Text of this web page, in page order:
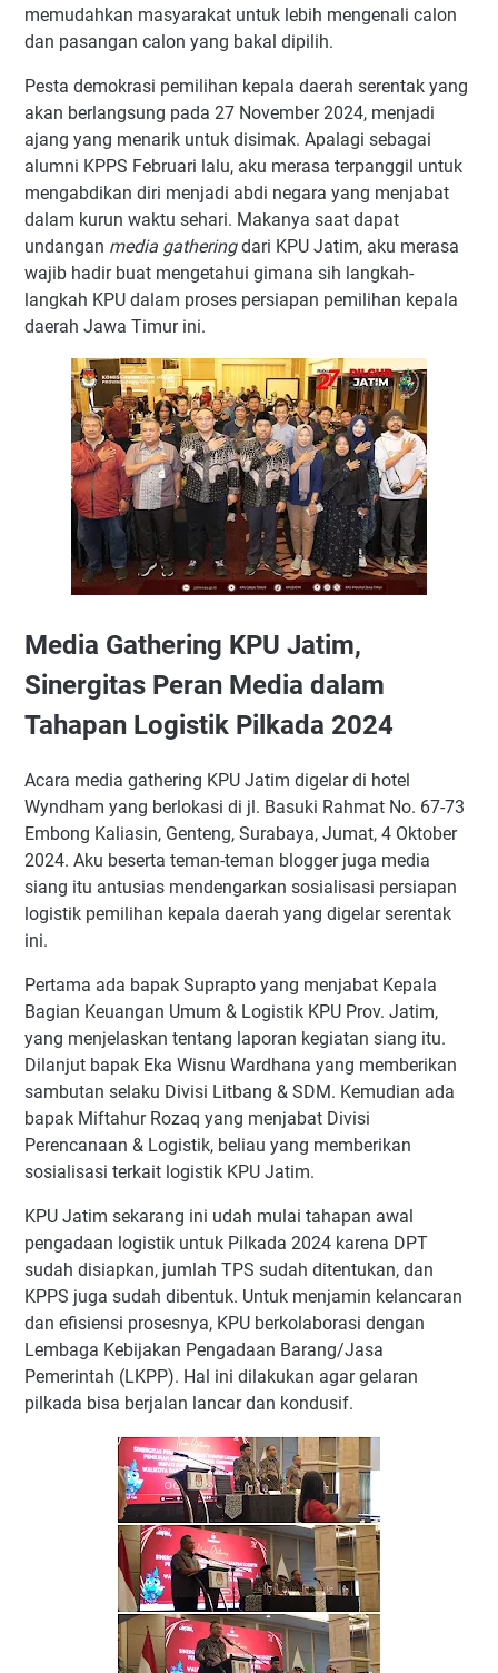
memudahkan masyarakat untuk lebih mengenali calon
dan pasangan calon yang bakal dipilih.
Pesta demokrasi pemilihan kepala daerah serentak yang
akan berlangsung pada 27 November 2024, menjadi
ajang yang menarik untuk disimak. Apalagi sebagai
alumni KPPS Februari lalu, aku merasa terpanggil untuk
mengabdikan diri menjadi abdi negara yang menjabat
dalam kurun waktu sehari. Makanya saat dapat
undangan media gatheringdari KPU Jatim, aku merasa
wajib hadir buat mengetahui gimana sih langkah-
langkah KPU dalam proses persiapan pemilihan kepala
daerah Jawa Timur ini.
Media Gathering KPU Jatim,
Sinergitas Peran Media dalam
Tahapan Logistik Pilkada 2024
Acara media gathering KPU Jatim digelar di hotel
Wyndham yang berlokasi di jl. Basuki Rahmat No. 67-73
Embong Kaliasin, Genteng, Surabaya, Jumat, 4 Oktober
2024. Aku beserta teman-teman blogger juga media
siang itu antusias mendengarkan sosialisasi persiapan
logistik pemilihan kepala daerah yang digelar serentak
ini.
Pertama ada bapak Suprapto yang menjabat Kepala
Bagian Keuangan Umum & Logistik KPU Prov. Jatim,
yang menjelaskan tentang laporan kegiatan siang itu.
Dilanjut bapak Eka Wisnu Wardhana yang memberikan
sambutan selaku Divisi Litbang & SDM. Kemudian ada
bapak Miftahur Rozaq yang menjabat Divisi
Perencanaan & Logistik, beliau yang memberikan
sosialisasi terkait logistik KPU Jatim.
KPU Jatim sekarang ini udah mulai tahapan awal
pengadaan logistik untuk Pilkada 2024 karena DPT
sudah disiapkan, jumlah TPS sudah ditentukan, dan
KPPS juga sudah dibentuk. Untuk menjamin kelancaran
dan efisiensi prosesnya, KPU berkolaborasi dengan
Lembaga Kebijakan Pengadaan Barang/Jasa
Pemerintah (LKPP). Hal ini dilakukan agar gelaran
pilkada bisa berjalan lancar dan kondusif.